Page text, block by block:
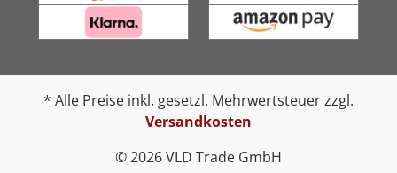
* Alle Preise inkl. gesetzl. Mehrwertsteuer zzgl.
Versandkosten
© 2026 VLD Trade GmbH